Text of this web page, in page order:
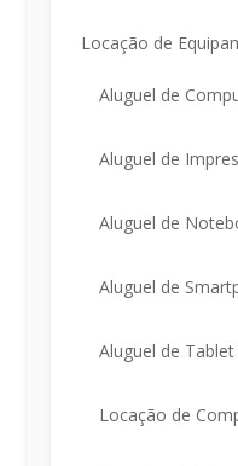
Locação de
Aluguel de
Aluguel de
Aluguel de
Aluguel de
Aluguel de Tablet
Locação de